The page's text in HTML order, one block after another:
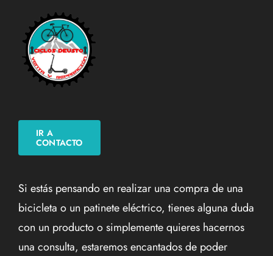
IR A
CONTACTO
Si estás pensando en realizar una compra de una
bicicleta o un patinete eléctrico, tienes alguna duda
con un producto o simplemente quieres hacernos
una consulta, estaremos encantados de poder